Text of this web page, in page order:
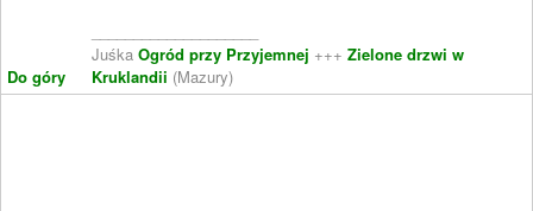
Do góry
Juśka Ogród przy Przyjemnej +++ Zielone drzwi w
Kruklandii (Mazury)